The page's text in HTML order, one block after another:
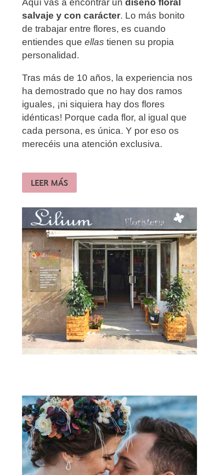
Aquí vas a encontrar un diseño floral
salvaje y con carácter. Lo más bonito
de trabajar entre flores, es cuando
entiendes que ellas tienen su propia
personalidad.
Tras más de 10 años, la experiencia nos
ha demostrado que no hay dos ramos
iguales, ¡ni siquiera hay dos flores
idénticas! Porque cada flor, al igual que
cada persona, es única. Y por eso os
merecéis una atención exclusiva.
LEER MÁS